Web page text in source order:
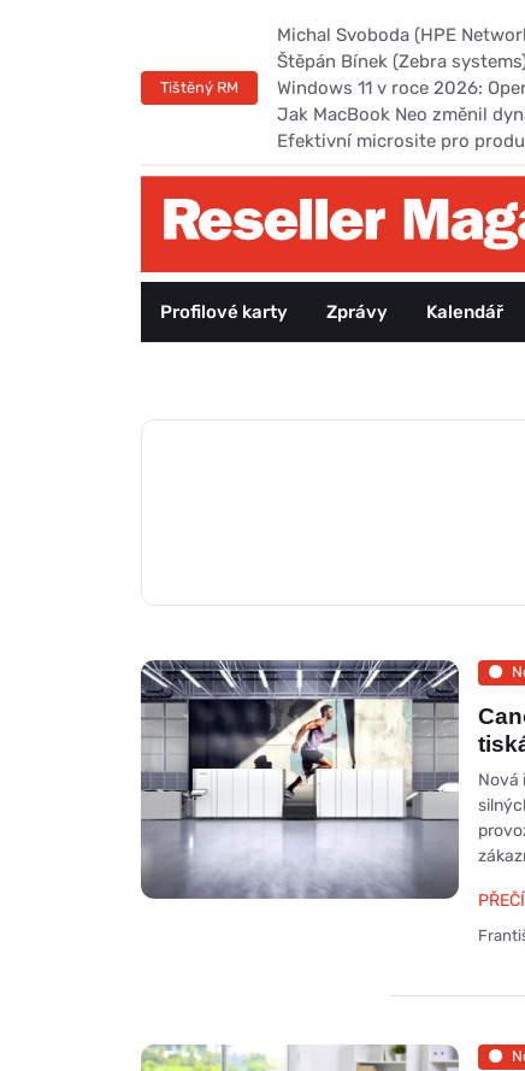
Tištěný RM
Michal Svoboda (HPE
Štěpán Bínek (Zebra
Windows 11 v roce 2026:
Jak MacBook Neo změnil
Efektivní microsite pro
Profilové karty Zprávy Kalendář
Nová